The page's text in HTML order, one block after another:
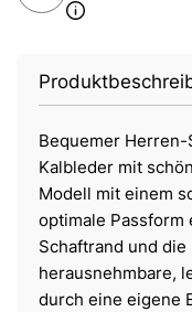
Bequemer
Kalbleder mit
Modell mit einem
optimale
Schaftrand und
herausnehmbare,
durch eine eigene